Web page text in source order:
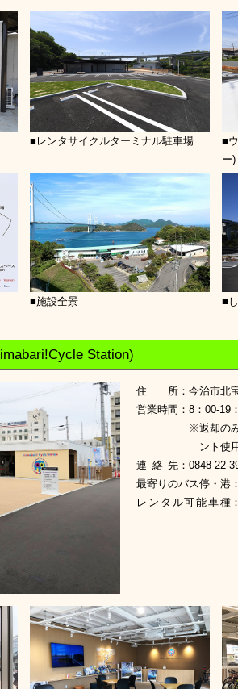
■レンタサイクルターミナル駐車場
■
ー)
■施設全景 ■
Station)
住所 ： 今治市北
営業時間 ： 8：00-19
※返却の
ント使
連絡先 ： 0848-22-
最寄りのバス停・港 ：
レンタル可能車種 ：